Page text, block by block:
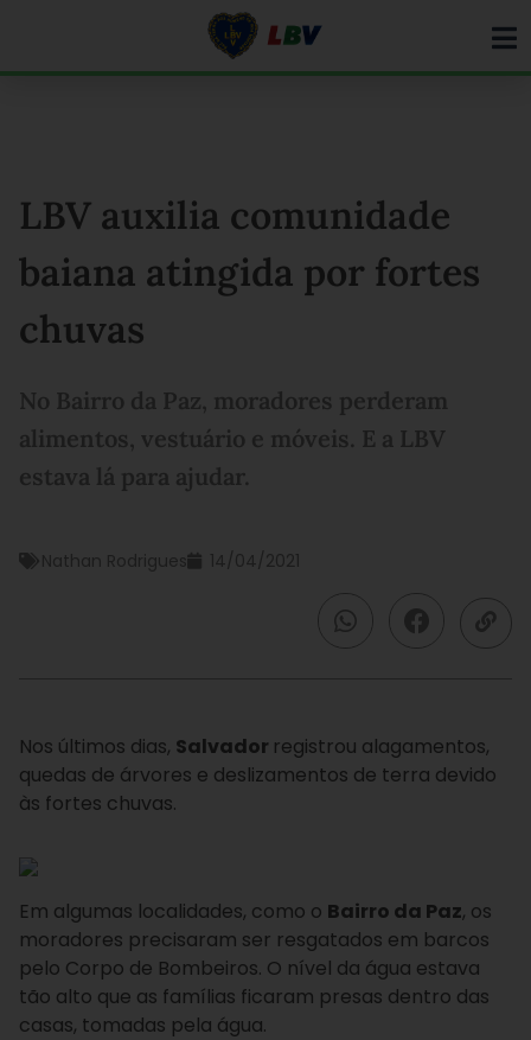
LBV auxilia comunidade
baiana atingida por fortes
chuvas
No Bairro da Paz, moradores perderam
alimentos, vestuário e móveis. E a LBV
estava lá para ajudar.
Nathan Rodrigues 14/04/2021
Nos últimos dias, Salvador registrou alagamentos,
quedas de árvores e deslizamentos de terra devido
às fortes chuvas.
Em algumas localidades, como o Bairro da Paz, os
moradores precisaram ser resgatados em barcos
pelo Corpo de Bombeiros. O nível da água estava
tão alto que as famílias ficaram presas dentro das
casas, tomadas pela água.